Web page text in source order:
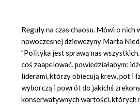
Reguły na czas chaosu. Mówi o nich
nowoczesnej dziewczyny Marta Nied
"Polityka jest sprawą nas wszystkich.
coś zaapelować, powiedziałabym:
liderami, którzy obiecują krew, pot i
wyborczą i powrót do jakichś
konserwatywnych wartości, których